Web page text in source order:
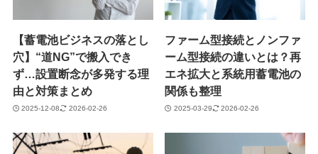
【蓄電池ビジネスの落とし
穴】“道NG”で搬入でき
ず…設置断念が多発する理
由と対策まとめ
2025-12-08 2026-02-26
ファーム型接続とノンファ
ーム型接続の違いとは？再
エネ拡大と系統用蓄電池の
関係も整理
2025-03-29 2026-02-26